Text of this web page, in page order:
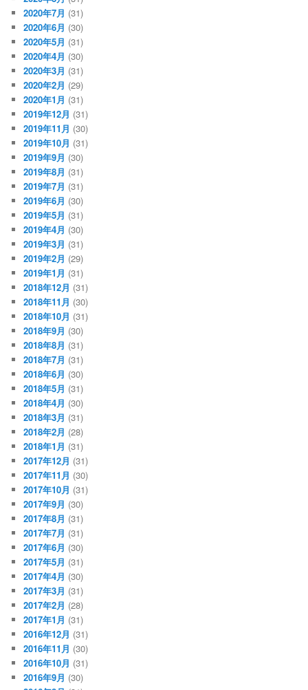
2020年7月 (31)
2020年6月 (30)
2020年5月 (31)
2020年4月 (30)
2020年3月 (31)
2020年2月 (29)
2020年1月 (31)
2019年12月 (31)
2019年11月 (30)
2019年10月 (31)
2019年9月 (30)
2019年8月 (31)
2019年7月 (31)
2019年6月 (30)
2019年5月 (31)
2019年4月 (30)
2019年3月 (31)
2019年2月 (29)
2019年1月 (31)
2018年12月 (31)
2018年11月 (30)
2018年10月 (31)
2018年9月 (30)
2018年8月 (31)
2018年7月 (31)
2018年6月 (30)
2018年5月 (31)
2018年4月 (30)
2018年3月 (31)
2018年2月 (28)
2018年1月 (31)
2017年12月 (31)
2017年11月 (30)
2017年10月 (31)
2017年9月 (30)
2017年8月 (31)
2017年7月 (31)
2017年6月 (30)
2017年5月 (31)
2017年4月 (30)
2017年3月 (31)
2017年2月 (28)
2017年1月 (31)
2016年12月 (31)
2016年11月 (30)
2016年10月 (31)
2016年9月 (30)